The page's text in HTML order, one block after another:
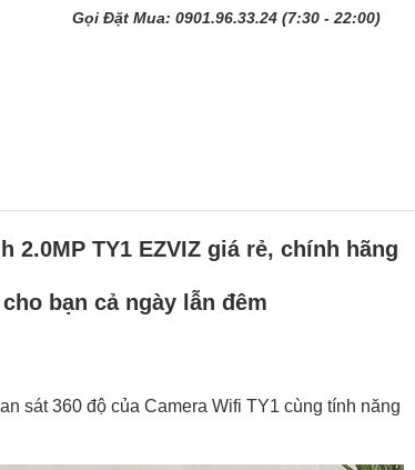
Gọi Đặt Mua: 0901.96.33.24 (7:30 - 22:00)
TY1 EZVIZ giá rẻ, chính hãng
bạn cả ngày lẫn đêm
sát 360 độ của Camera Wifi TY1 cùng tính năng